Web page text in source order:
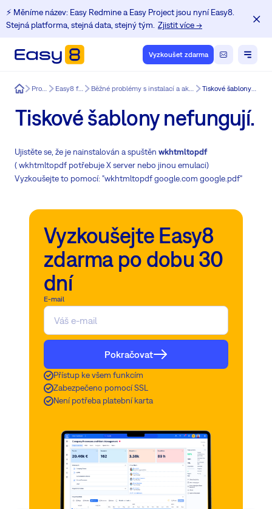
⚡️ Měníme název: Easy Redmine a Easy Project jsou nyní Easy8.
Stejná platforma, stejná data, stejný tým. Zjistit více →
Vyzkoušet zdarma
Easy8 Produkt Easy8 funkce Běžné problémy s instalací a aktualizací Redmine. Tiskové šablony nefungují.
Tiskové šablony nefungují.
Ujistěte se, že je nainstalován a spuštěn wkhtmltopdf
( wkhtmltopdf potřebuje X server nebo jinou emulaci)
Vyzkoušejte to pomocí: "wkhtmltopdf google.com google.pdf"
Vyzkoušejte Easy8
zdarma po dobu 30
dní
E-mail
Pokračovat
Přístup ke všem funkcím
Zabezpečeno pomocí SSL
Není potřeba platební karta